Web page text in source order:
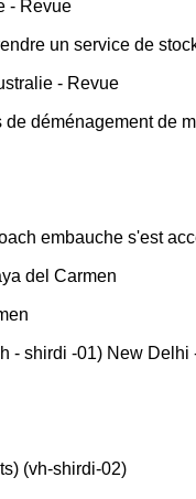
- Revue
un service de
- Revue
déménagement de
embauche s'est
del Carmen
- shirdi -01) New Delhi
(vh-shirdi-02)